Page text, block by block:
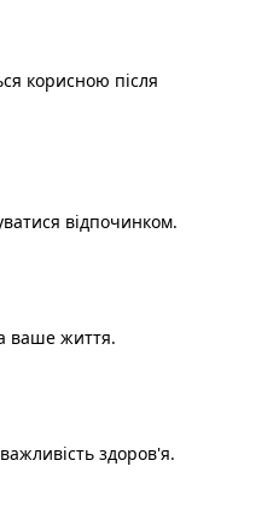
корисною після
відпочинком.
ваше життя.
здоров'я.